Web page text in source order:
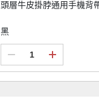
頭層牛皮掛脖通用手機背
黑